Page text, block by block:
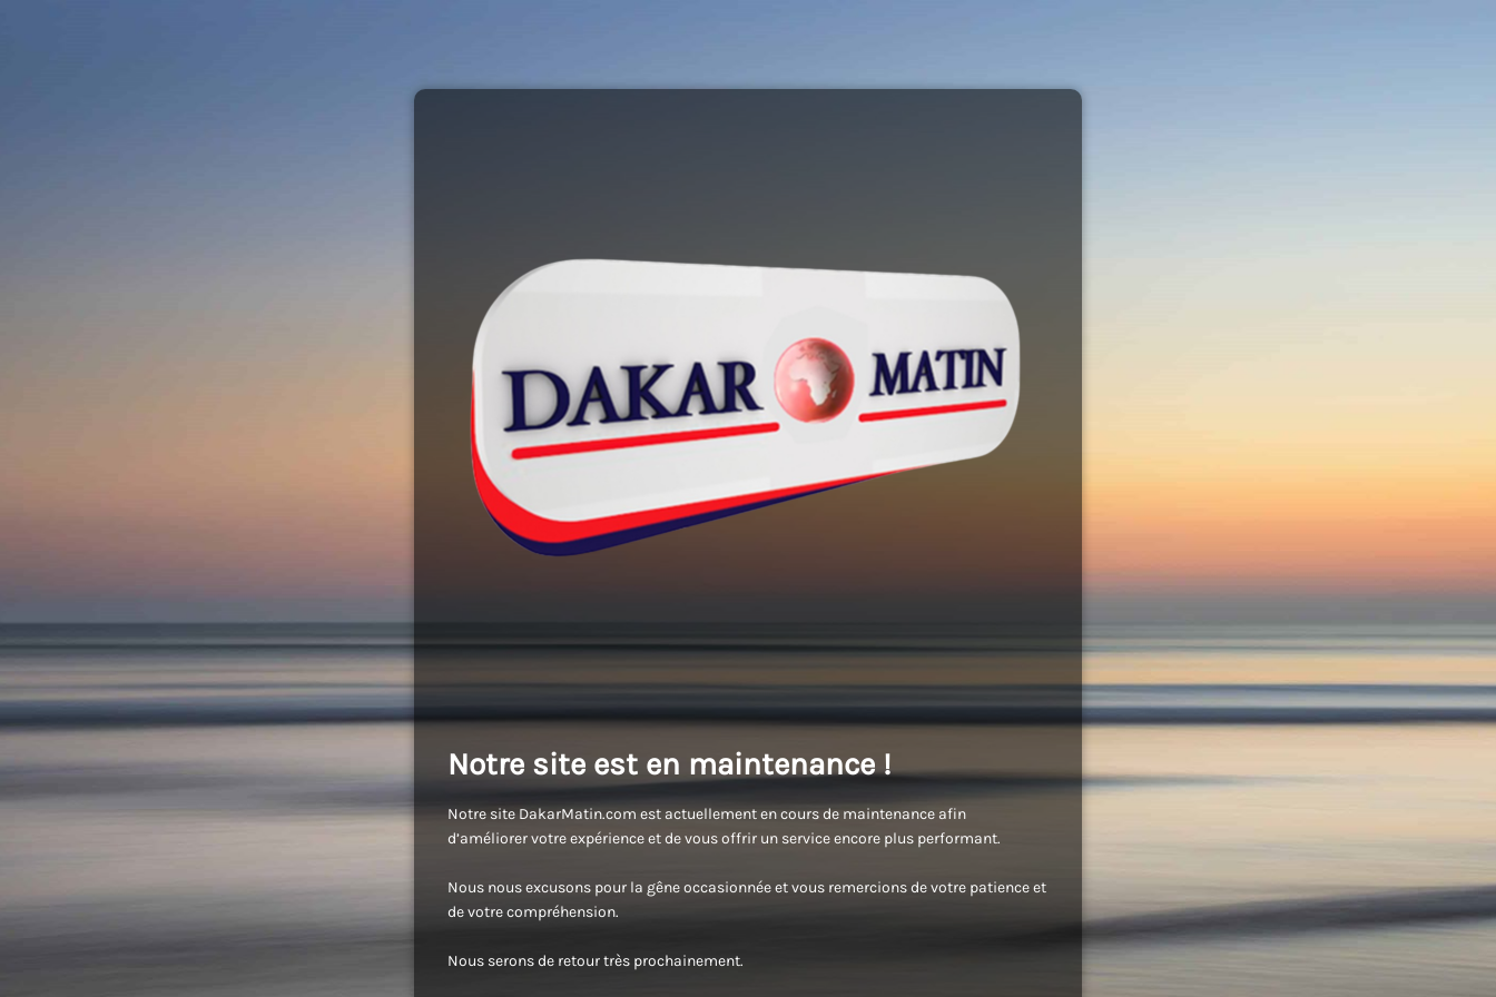
Notre site est en maintenance !
Notre site DakarMatin.com est actuellement en cours de maintenance afin
d’améliorer votre expérience et de vous offrir un service encore plus performant.
Nous nous excusons pour la gêne occasionnée et vous remercions de votre patience et
de votre compréhension.
Nous serons de retour très prochainement.